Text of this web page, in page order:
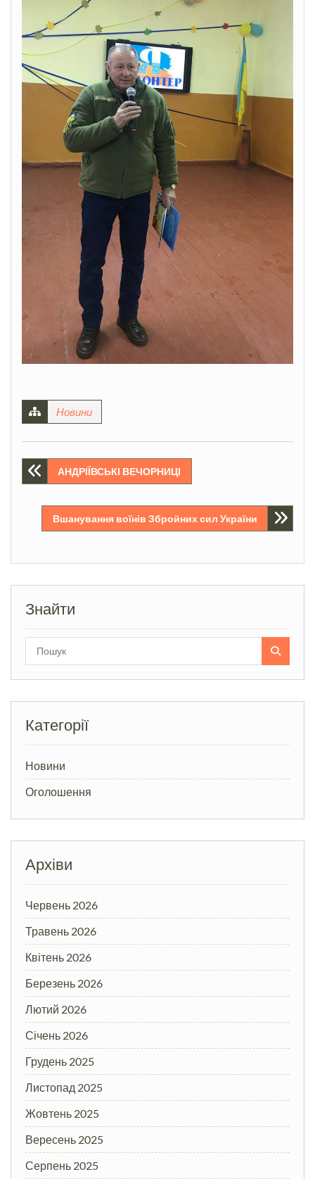
Новини
Навігація
записів
АНДРІЇВСЬКІ ВЕЧОРНИЦІ
Вшанування воїнів Збройних сил України
Знайти
Категорії
Новини
Оголошення
Архіви
Червень 2026
Травень 2026
Квітень 2026
Березень 2026
Лютий 2026
Січень 2026
Грудень 2025
Листопад 2025
Жовтень 2025
Вересень 2025
Серпень 2025